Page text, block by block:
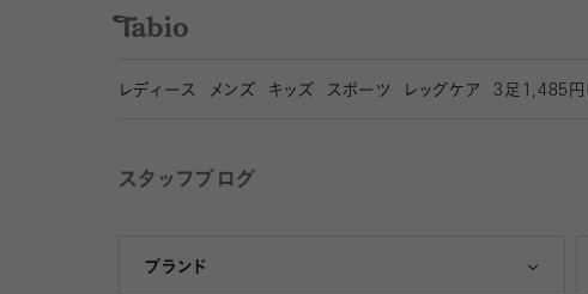
レディース メンズ キッズ スポーツ レッグケア 3 足1,485円
スタッフブログ
ブランド
Tabio